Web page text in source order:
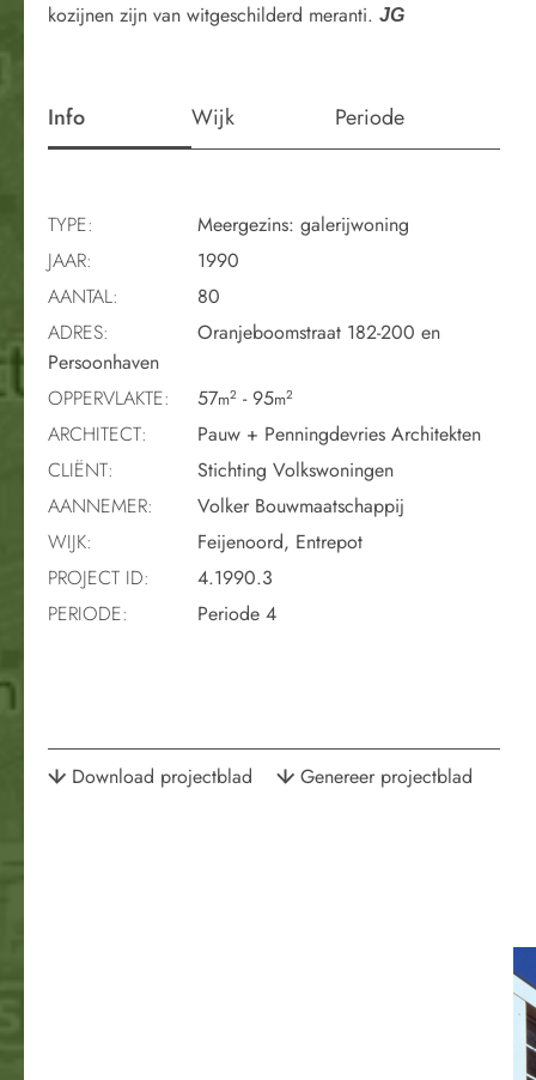
kozijnen zijn van witgeschilderd meranti. JG
Info Wijk Periode
TYPE:
Meergezins: galerijwoning
JAAR:
1990
AANTAL:
80
ADRES:
Oranjeboomstraat 182-200 en
Persoonhaven
OPPERVLAKTE:
57m2 - 95m2
ARCHITECT:
Pauw + Penningdevries Architekten
CLIËNT:
Stichting Volkswoningen
AANNEMER:
Volker Bouwmaatschappij
WIJK:
Feijenoord, Entrepot
PROJECT ID:
4.1990.3
PERIODE:
Periode 4
Download projectblad Genereer projectblad